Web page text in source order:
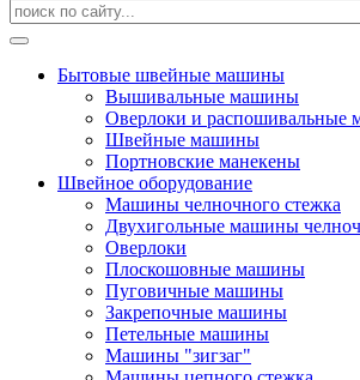
Бытовые швейные машины
Вышивальные машины
Оверлоки и распошивальные
Швейные машины
Портновские манекены
Швейное оборудование
Машины челночного стежка
Двухигольные машины
Оверлоки
Плоскошовные машины
Пуговичные машины
Закрепочные машины
Петельные машины
Машины "зигзаг"